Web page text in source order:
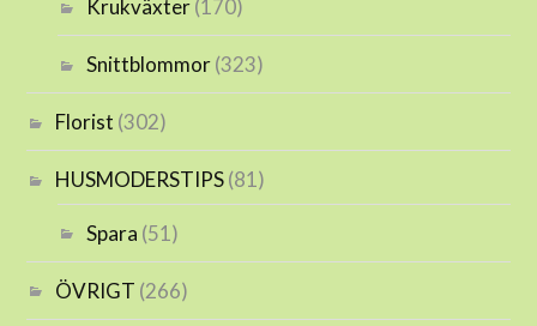
Krukväxter(170)
Snittblommor(323)
Florist (302)
HUSMODERSTIPS(81)
Spara (51)
ÖVRIGT (266)